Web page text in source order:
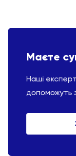
Маєте
Наші
допоможуть